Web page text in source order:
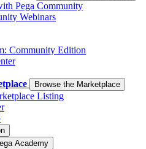
Pega Community
Webinars
Community Edition
Browse the Marketplace
Listing
Academy